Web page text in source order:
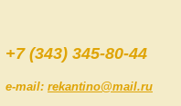
+7 (343) 345-80-44
e-mail: rekantino@mail.ru